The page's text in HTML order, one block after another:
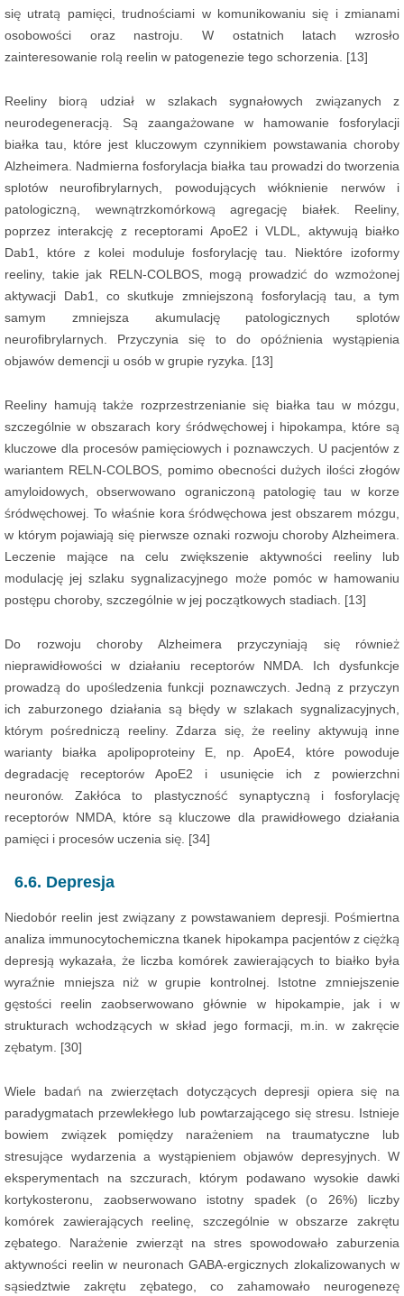
się utratą pamięci, trudnościami w komunikowaniu się i zmianami
osobowości oraz nastroju. W ostatnich latach wzrosło
zainteresowanie rolą reelin w patogenezie tego schorzenia. [13]
Reeliny biorą udział w szlakach sygnałowych związanych z
neurodegeneracją. Są zaangażowane w hamowanie fosforylacji
białka tau, które jest kluczowym czynnikiem powstawania choroby
Alzheimera. Nadmierna fosforylacja białka tau prowadzi do tworzenia
splotów neurofibrylarnych, powodujących włóknienie nerwów i
patologiczną, wewnątrzkomórkową agregację białek. Reeliny,
poprzez interakcję z receptorami ApoE2 i VLDL, aktywują białko
Dab1, które z kolei moduluje fosforylację tau. Niektóre izoformy
reeliny, takie jak RELN-COLBOS, mogą prowadzić do wzmożonej
aktywacji Dab1, co skutkuje zmniejszoną fosforylacją tau, a tym
samym zmniejsza akumulację patologicznych splotów
neurofibrylarnych. Przyczynia się to do opóźnienia wystąpienia
objawów demencji u osób w grupie ryzyka. [13]
Reeliny hamują także rozprzestrzenianie się białka tau w mózgu,
szczególnie w obszarach kory śródwęchowej i hipokampa, które są
kluczowe dla procesów pamięciowych i poznawczych. U pacjentów z
wariantem RELN-COLBOS, pomimo obecności dużych ilości złogów
amyloidowych, obserwowano ograniczoną patologię tau w korze
śródwęchowej. To właśnie kora śródwęchowa jest obszarem mózgu,
w którym pojawiają się pierwsze oznaki rozwoju choroby Alzheimera.
Leczenie mające na celu zwiększenie aktywności reeliny lub
modulację jej szlaku sygnalizacyjnego może pomóc w hamowaniu
postępu choroby, szczególnie w jej początkowych stadiach. [13]
Do rozwoju choroby Alzheimera przyczyniają się również
nieprawidłowości w działaniu receptorów NMDA. Ich dysfunkcje
prowadzą do upośledzenia funkcji poznawczych. Jedną z przyczyn
ich zaburzonego działania są błędy w szlakach sygnalizacyjnych,
którym pośredniczą reeliny. Zdarza się, że reeliny aktywują inne
warianty białka apolipoproteiny E, np. ApoE4, które powoduje
degradację receptorów ApoE2 i usunięcie ich z powierzchni
neuronów. Zakłóca to plastyczność synaptyczną i fosforylację
receptorów NMDA, które są kluczowe dla prawidłowego działania
pamięci i procesów uczenia się. [34]
6.6. Depresja
Niedobór reelin jest związany z powstawaniem depresji. Pośmiertna
analiza immunocytochemiczna tkanek hipokampa pacjentów z ciężką
depresją wykazała, że liczba komórek zawierających to białko była
wyraźnie mniejsza niż w grupie kontrolnej. Istotne zmniejszenie
gęstości reelin zaobserwowano głównie w hipokampie, jak i w
strukturach wchodzących w skład jego formacji, m.in. w zakręcie
zębatym. [30]
Wiele badań na zwierzętach dotyczących depresji opiera się na
paradygmatach przewlekłego lub powtarzającego się stresu. Istnieje
bowiem związek pomiędzy narażeniem na traumatyczne lub
stresujące wydarzenia a wystąpieniem objawów depresyjnych. W
eksperymentach na szczurach, którym podawano wysokie dawki
kortykosteronu, zaobserwowano istotny spadek (o 26%) liczby
komórek zawierających reelinę, szczególnie w obszarze zakrętu
zębatego. Narażenie zwierząt na stres spowodowało zaburzenia
aktywności reelin w neuronach GABA-ergicznych zlokalizowanych w
sąsiedztwie zakrętu zębatego, co zahamowało neurogenezę